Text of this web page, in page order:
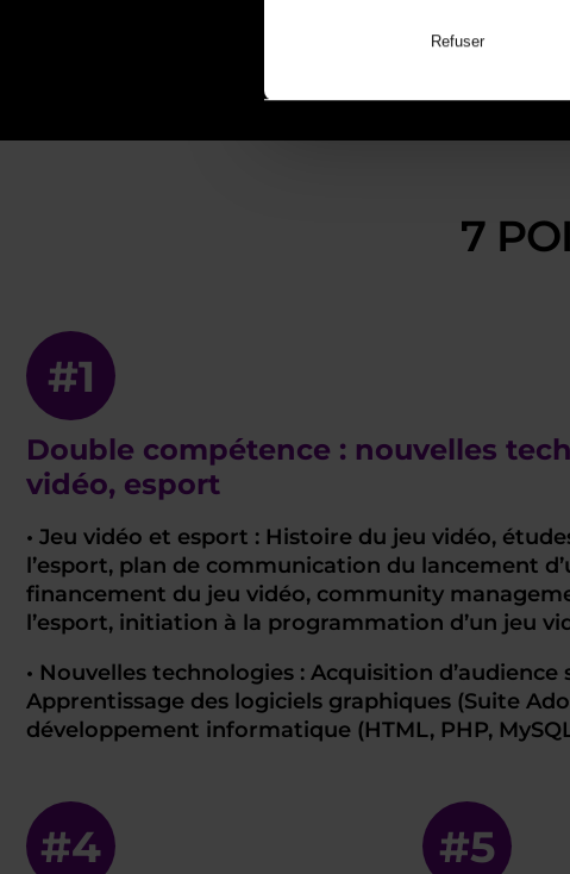
Refuser
7
#1
Double compétence : nouvelles
vidéo, esport
• Jeu vidéo et esport : Histoire du jeu vidéo,
l’esport, plan de communication du lancement
financement du jeu vidéo, community
l’esport, initiation à la programmation d’un jeu
• Nouvelles technologies : Acquisition
Apprentissage des logiciels graphiques (Suite
développement informatique (HTML, PHP,
#4 #5